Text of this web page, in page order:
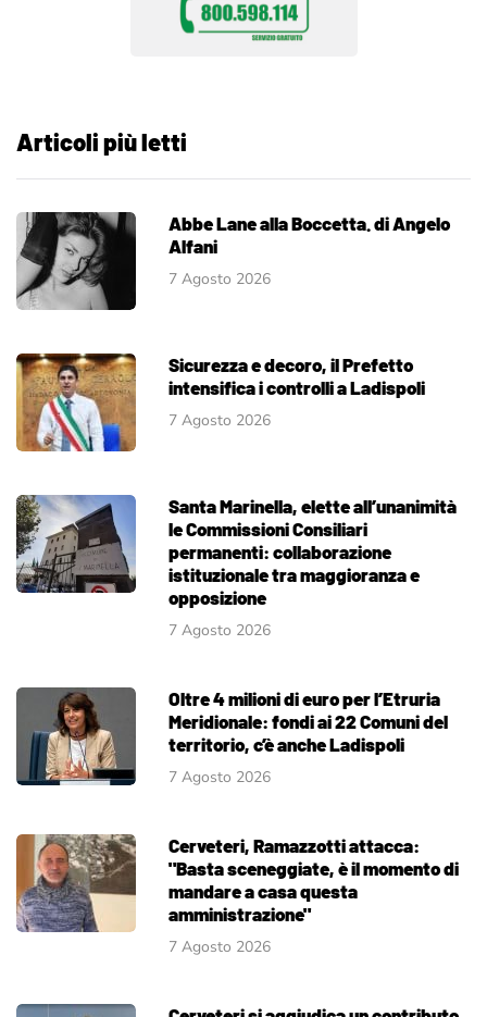
Articoli più letti
Abbe Lane alla Boccetta. di Angelo
Alfani
7 Agosto 2026
Sicurezza e decoro, il Prefetto
intensifica i controlli a Ladispoli
7 Agosto 2026
Santa Marinella, elette all’unanimità
le Commissioni Consiliari
permanenti: collaborazione
istituzionale tra maggioranza e
opposizione
7 Agosto 2026
Oltre 4 milioni di euro per l’Etruria
Meridionale: fondi ai 22 Comuni del
territorio, c’è anche Ladispoli
7 Agosto 2026
Cerveteri, Ramazzotti attacca:
"Basta sceneggiate, è il momento di
mandare a casa questa
amministrazione"
7 Agosto 2026